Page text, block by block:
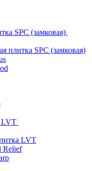
SPC (замковая)
плитка SPC (замковая)
LVT
LVT
Relief